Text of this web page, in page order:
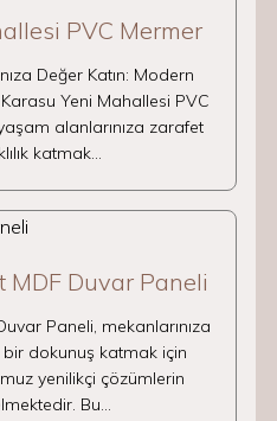
PVC Mermer
Değer Katın: Modern
Yeni Mahallesi PVC
alanlarınıza zarafet
katmak…
MDF Duvar Paneli
Paneli, mekanlarınıza
dokunuş katmak için
yenilikçi çözümlerin
Bu…